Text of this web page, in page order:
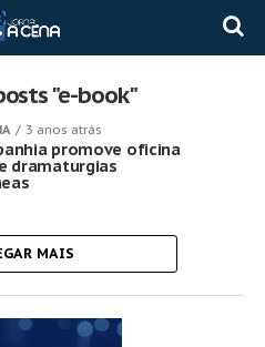
"e-book"
3 anos atrás
promove oficina
dramaturgias
MAIS